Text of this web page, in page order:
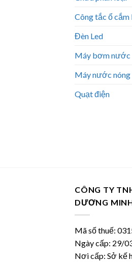
Công tắc ổ cắm
Đèn Led
Máy bơm nước
Máy nước nóng
Quạt điện
CÔNG TY
DƯƠNG
Mã số thuế:
Ngày cấp: 29/
Nơi cấp: Sở kế